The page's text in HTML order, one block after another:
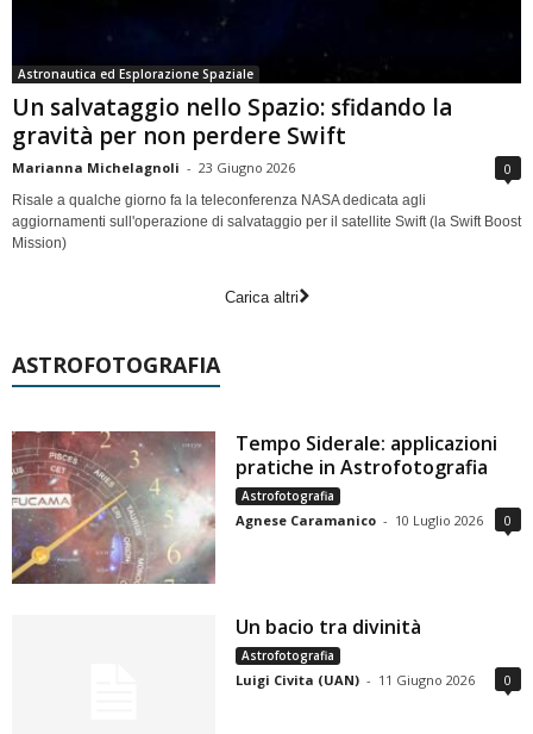
Astronautica ed Esplorazione Spaziale
Un salvataggio nello Spazio: sfidando la
gravità per non perdere Swift
Marianna Michelagnoli - 23 Giugno 2026 0
Risale a qualche giorno fa la teleconferenza NASA dedicata agli
aggiornamenti sull'operazione di salvataggio per il satellite Swift (la Swift Boost
Mission)
Carica altri
ASTROFOTOGRAFIA
Tempo Siderale: applicazioni
pratiche in Astrofotografia
Astrofotografia
Agnese Caramanico - 10 Luglio 2026 0
Un bacio tra divinità
Astrofotografia
Luigi Civita (UAN) - 11 Giugno 2026 0